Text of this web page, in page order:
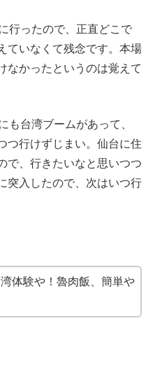
行ったので、正直どこで
ていなくて残念です。本場
なかったというのは覚えて
も台湾ブームがあって、
つ行けずじまい。仙台に住
で、行きたいなと思いつつ
突入したので、次はいつ行
体験や！魯肉飯、簡単や